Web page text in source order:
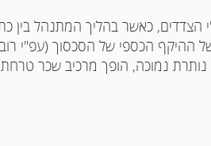
כאשר בהליך המתנהל בין
הכספי של הסכסוך (עפ"י
נמוכה, הופך מרכיב שכר טרחת